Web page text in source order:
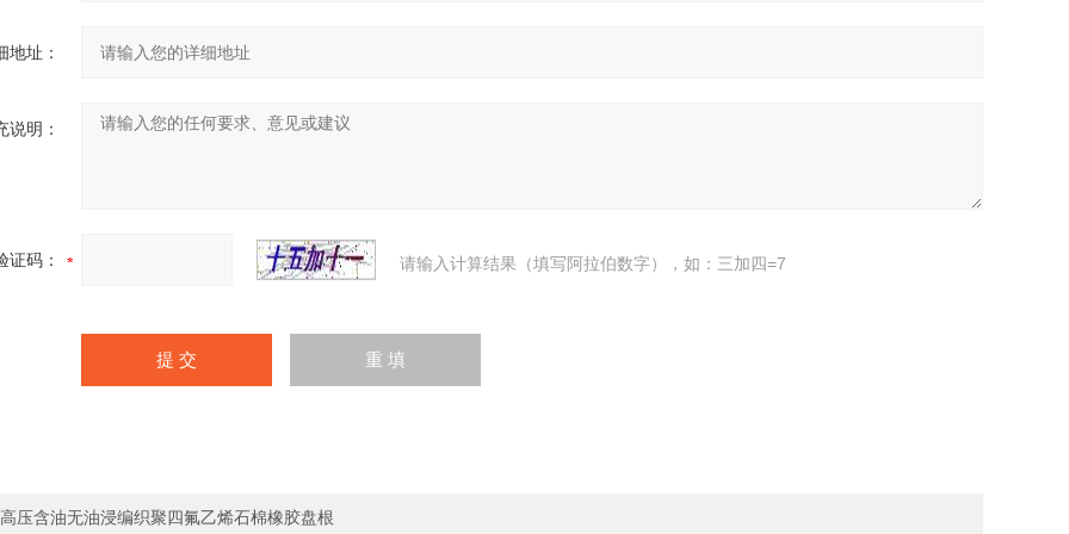
地址：
说明：
证码： 请输入计算结果（填写阿拉伯数字），如：三加四=7
高压含油无油浸编织聚四氟乙烯石棉橡胶盘根